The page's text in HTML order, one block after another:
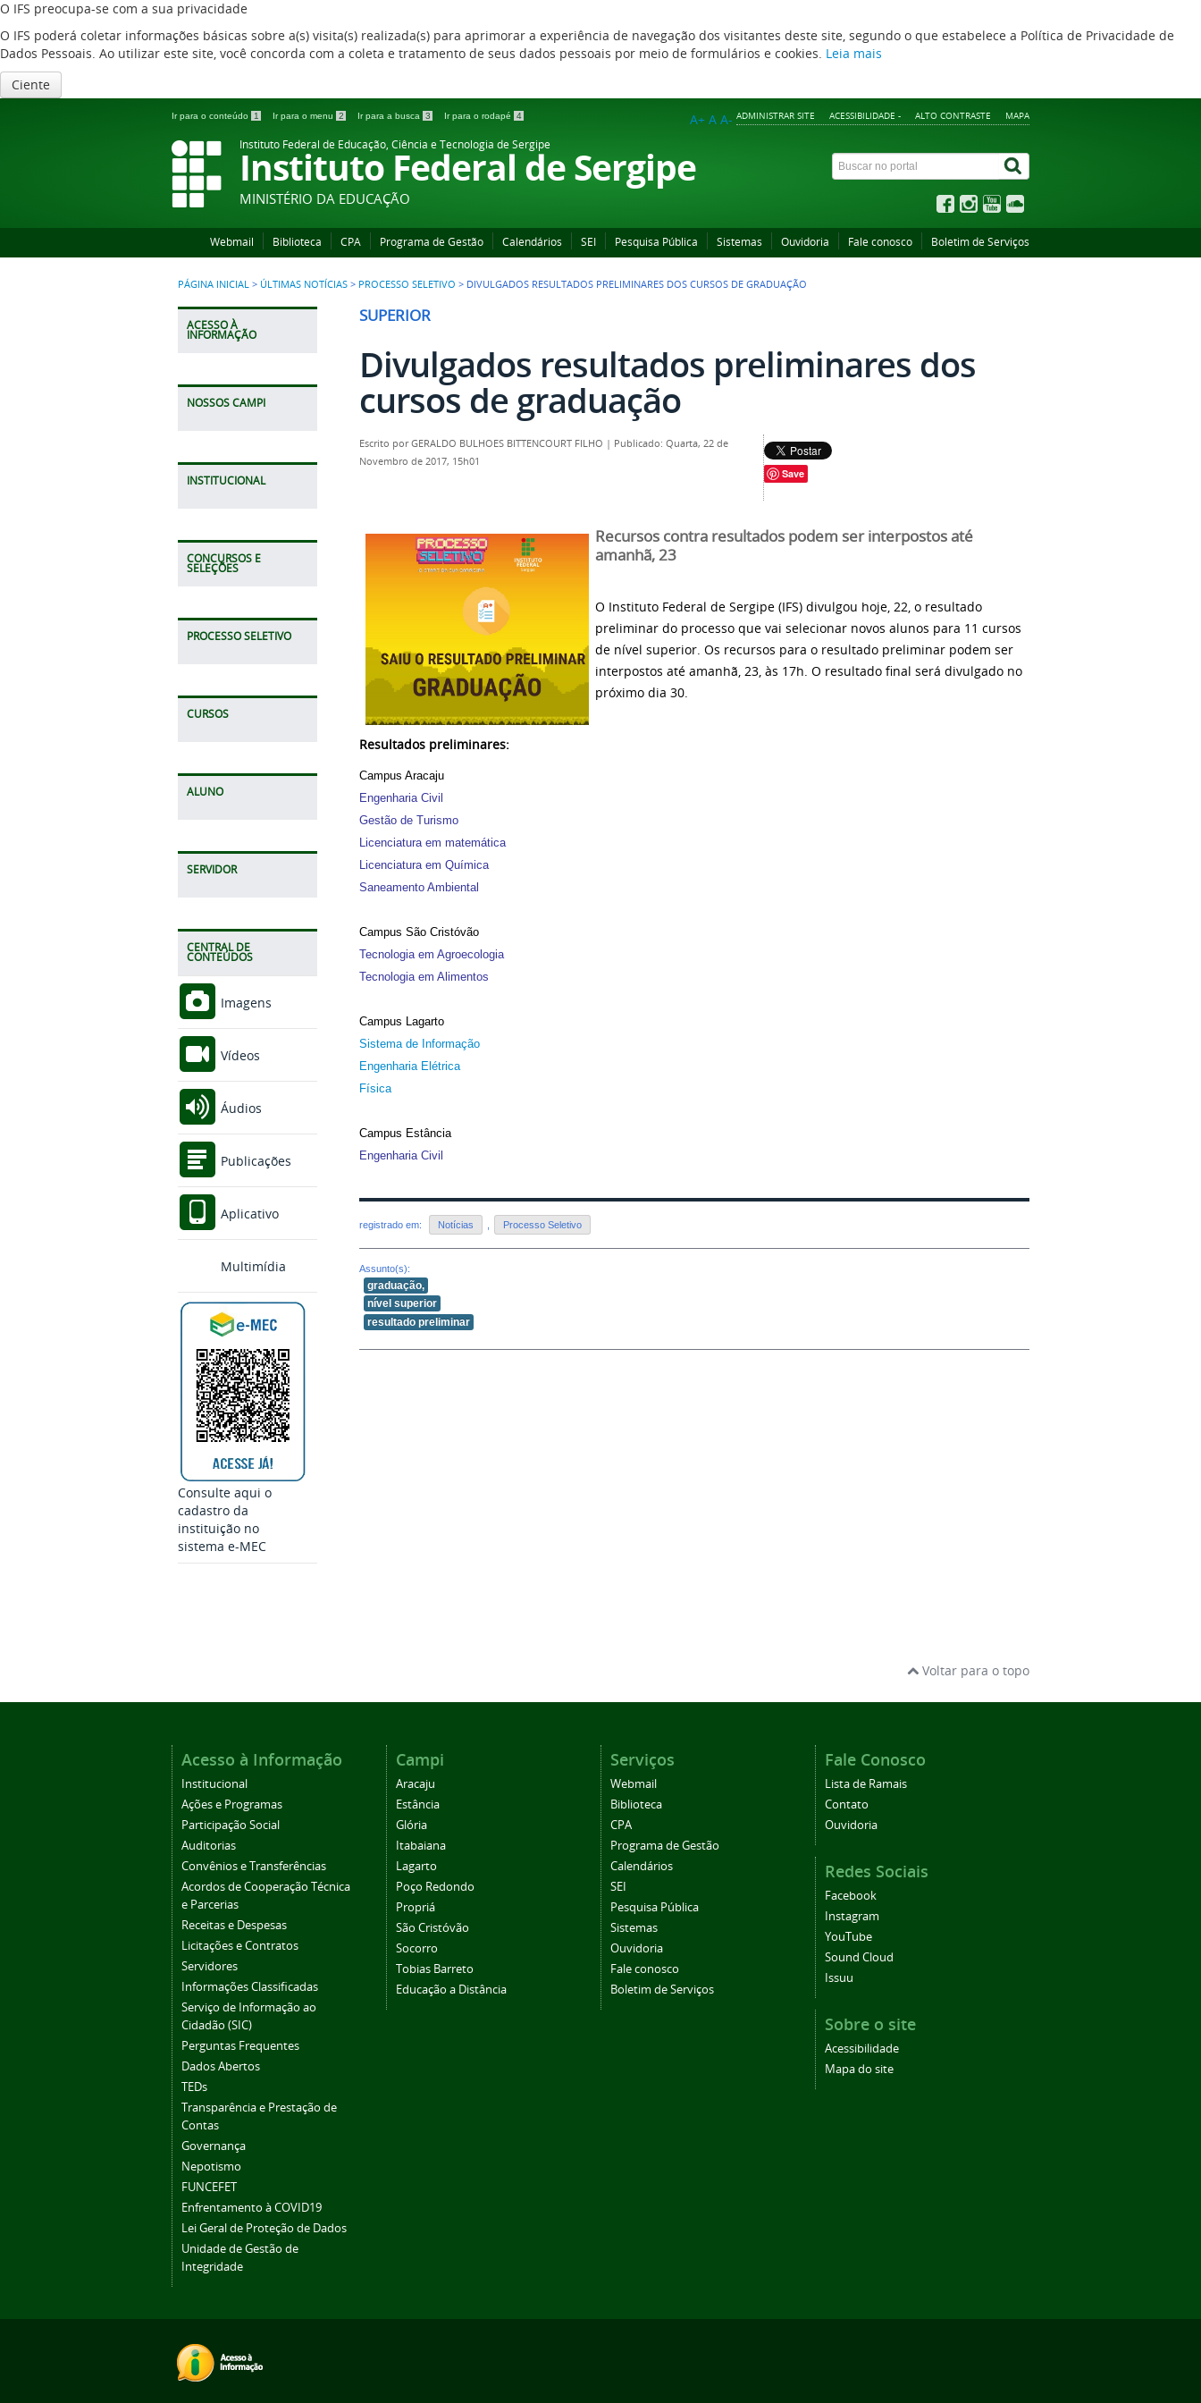
O IFS preocupa-se com a sua privacidade
O IFS poderá coletar informações básicas sobre a(s) visita(s) realizada(s) para aprimorar a experiência de navegação dos visitantes deste site, segundo o que estabelece a Política de Privacidade de
Dados Pessoais. Ao utilizar este site, você concorda com a coleta e tratamento de seus dados pessoais por meio de formulários e cookies. Leia mais
Ciente
Ir para o conteúdo 1 Ir para o menu 2 Ir para a busca 3 Ir para o rodapé 4 ADMINISTRAR SITE ACESSIBILIDADE - ALTO CONTRASTE MAPA
A+ A A-
Instituto Federal de Educação, Ciência e Tecnologia de Sergipe
Instituto Federal de Sergipe
MINISTÉRIO DA EDUCAÇÃO
Webmail Biblioteca CPA Programa de Gestão Calendários SEI Pesquisa Pública Sistemas Ouvidoria Fale conosco Boletim de Serviços
PÁGINA INICIAL > ÚLTIMAS NOTÍCIAS > PROCESSO SELETIVO > DIVULGADOS RESULTADOS PRELIMINARES DOS CURSOS DE GRADUAÇÃO
ACESSO À
INFORMAÇÃO
NOSSOS CAMPI
INSTITUCIONAL
CONCURSOS E
SELEÇÕES
PROCESSO SELETIVO
CURSOS
ALUNO
SERVIDOR
CENTRAL DE
CONTEÚDOS
Imagens
Vídeos
Áudios
Publicações
Aplicativo
Multimídia
Consulte aqui o
cadastro da
instituição no
sistema e-MEC
SUPERIOR
Divulgados resultados preliminares dos
cursos de graduação
Escrito porGERALDO BULHOES BITTENCOURT FILHO | Publicado: Quarta, 22 de
Novembro de 2017, 15h01
Save
Recursos contra resultados podem ser interpostos até
amanhã, 23
O Instituto Federal de Sergipe (IFS) divulgou hoje, 22, o resultado
preliminar do processo que vai selecionar novos alunos para 11 cursos
de nível superior. Os recursos para o resultado preliminar podem ser
interpostos até amanhã, 23, às 17h. O resultado final será divulgado no
próximo dia 30.
Resultados preliminares:
Campus Aracaju
Engenharia Civil
Gestão de Turismo
Licenciatura em matemática
Licenciatura em Química
Saneamento Ambiental
Campus São Cristóvão
Tecnologia em Agroecologia
Tecnologia em Alimentos
Campus Lagarto
Sistema de Informação
Engenharia Elétrica
Física
Campus Estância
Engenharia Civil
registrado em: Notícias Processo Seletivo
Assunto(s):
graduação,
nível superior
resultado preliminar
Voltar para o topo
Acesso à Informação
Institucional
Ações e Programas
Participação Social
Auditorias
Convênios e Transferências
Acordos de Cooperação Técnica
e Parcerias
Receitas e Despesas
Licitações e Contratos
Servidores
Informações Classificadas
Serviço de Informação ao
Cidadão (SIC)
Perguntas Frequentes
Dados Abertos
TEDs
Transparência e Prestação de
Contas
Governança
Nepotismo
FUNCEFET
Enfrentamento à COVID19
Lei Geral de Proteção de Dados
Unidade de Gestão de
Integridade
Campi
Aracaju
Estância
Glória
Itabaiana
Lagarto
Poço Redondo
Propriá
São Cristóvão
Socorro
Tobias Barreto
Educação a Distância
Serviços
Webmail
Biblioteca
CPA
Programa de Gestão
Calendários
SEI
Pesquisa Pública
Sistemas
Ouvidoria
Fale conosco
Boletim de Serviços
Fale Conosco
Lista de Ramais
Contato
Ouvidoria
Redes Sociais
Facebook
Instagram
YouTube
Sound Cloud
Issuu
Sobre o site
Acessibilidade
Mapa do site